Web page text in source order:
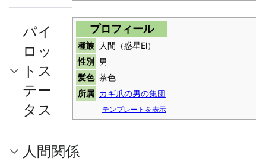
プロフィール
種族
人間（惑星El）
性別 男
髪色 茶色
所属 カギ爪の男の集団
テンプレートを表示
パイ
ロッ
トス
テー
タス
人間関係